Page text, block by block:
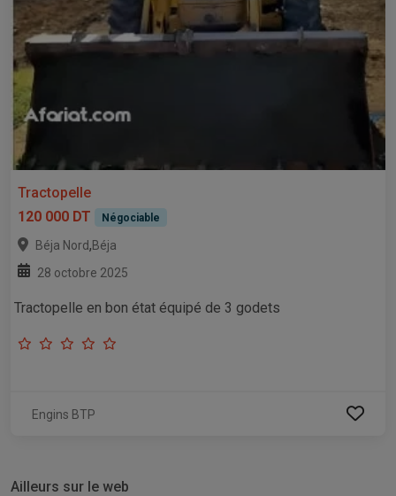
Tractopelle
120 000 DT
Négociable
Béja Nord,Béja
28 octobre 2025
Tractopelle en bon état équipé de 3 godets
Engins BTP
Ailleurs sur le web